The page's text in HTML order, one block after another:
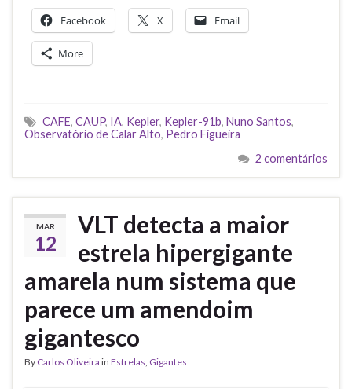
Facebook X Email
More
CAFE, CAUP, IA, Kepler, Kepler-91b, Nuno Santos,
Observatório de Calar Alto, Pedro Figueira
2 comentários
MAR
12
VLT detecta a maior
estrela hipergigante
amarela num sistema que
parece um amendoim
gigantesco
By Carlos Oliveira in Estrelas, Gigantes